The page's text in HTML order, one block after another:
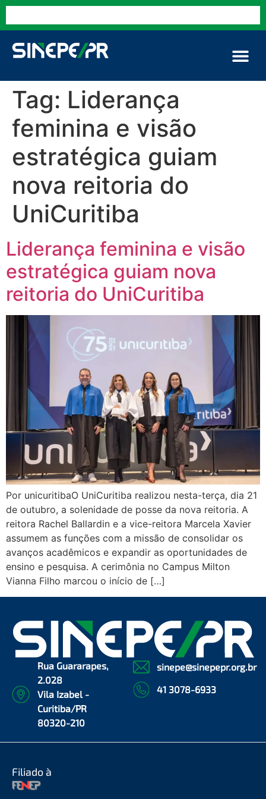
Tag: Liderança
feminina e visão
estratégica guiam
nova reitoria do
UniCuritiba
Liderança feminina e visão
estratégica guiam nova
reitoria do UniCuritiba
Por unicuritibaO UniCuritiba realizou nesta-terça, dia 21
de outubro, a solenidade de posse da nova reitoria. A
reitora Rachel Ballardin e a vice-reitora Marcela Xavier
assumem as funções com a missão de consolidar os
avanços acadêmicos e expandir as oportunidades de
ensino e pesquisa. A cerimônia no Campus Milton
Vianna Filho marcou o início de […]
Rua Guararapes,
2.028
Vila Izabel -
Curitiba/PR
80320-210
sinepe@sinepepr.org.br
41 3078-6933
Filiado à